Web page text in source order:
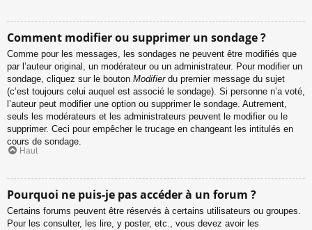
Comment modifier ou supprimer un sondage ?
Comme pour les messages, les sondages ne peuvent être modifiés que
par l’auteur original, un modérateur ou un administrateur. Pour modifier un
sondage, cliquez sur le bouton Modifierdu premier message du sujet
(c’est toujours celui auquel est associé le sondage). Si personne n’a voté,
l’auteur peut modifier une option ou supprimer le sondage. Autrement,
seuls les modérateurs et les administrateurs peuvent le modifier ou le
supprimer. Ceci pour empêcher le trucage en changeant les intitulés en
cours de sondage.
Haut
Pourquoi ne puis-je pas accéder à un forum ?
Certains forums peuvent être réservés à certains utilisateurs ou groupes.
Pour les consulter, les lire, y poster, etc., vous devez avoir les